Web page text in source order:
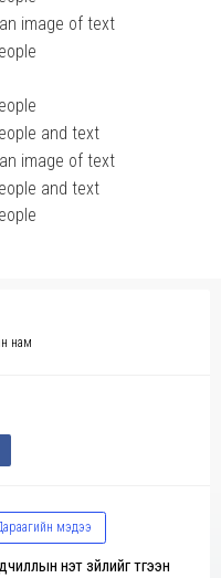
нам
мэдээ
үнэт зүйлийг түгээн